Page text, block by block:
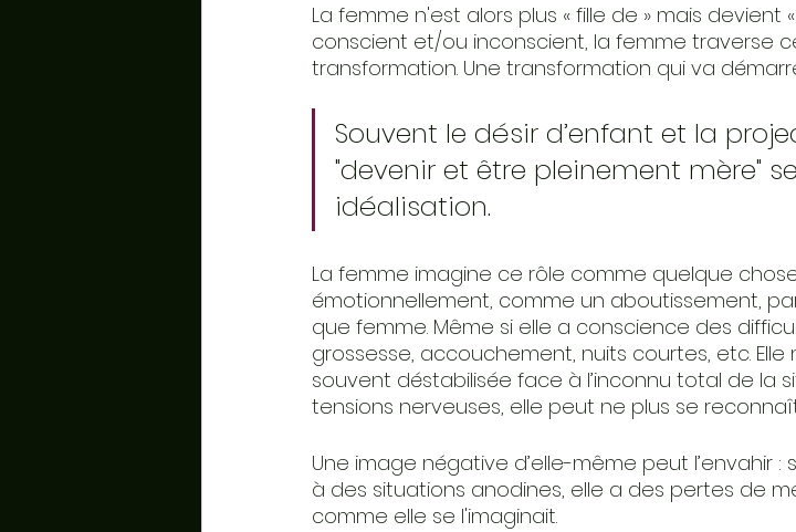
La femme n'est alors plus « fille de » mais devient
conscient et/ou inconscient, la femme traverse
transformation. Une transformation qui va
Souvent le désir d’enfant et la
"devenir et être pleinement mère"
idéalisation.
La femme imagine ce rôle comme quelque
émotionnellement, comme un aboutissement,
que femme. Même si elle a conscience des
grossesse, accouchement, nuits courtes, etc.
souvent déstabilisée face à l’inconnu total de la
tensions nerveuses, elle peut ne plus se
Une image négative d’elle-même peut l’envahir
à des situations anodines, elle a des pertes de
comme elle se l'imaginait.